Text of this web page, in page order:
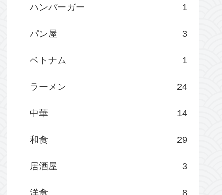
ハンバーガー 1
パン屋 3
ベトナム 1
ラーメン 24
中華 14
和食 29
居酒屋 3